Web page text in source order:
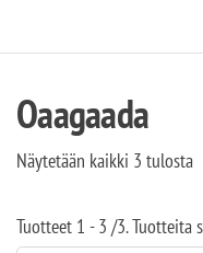
Oaagaada
Näytetään kaikki 3 tulosta
Tuotteet 1 - 3 /3. Tuotteita